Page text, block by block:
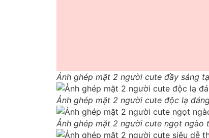
Ảnh ghép mặt 2 người cute đầy sáng
Ảnh ghép mặt 2 người cute độc lạ
Ảnh ghép mặt 2 người cute ngọt ngào